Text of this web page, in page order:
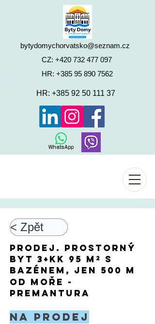
HR: +385 95 890 7562
CZ: +420 732 477 097
WhatsApp
bytydomychorvatsko@seznam.cz
HR: +385 92 50 111 37
< Zpět
Prodej. Prostorný
byt 3+kk 95 m² s
bazénem, jen 500 m
od moře -
PREMANTURA
Na prodej